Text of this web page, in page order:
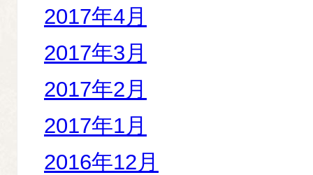
2017年4月
2017年3月
2017年2月
2017年1月
2016年12月